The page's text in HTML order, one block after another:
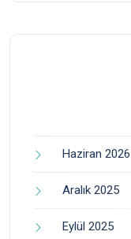
Haziran 2026
Aralık 2025
Eylül 2025